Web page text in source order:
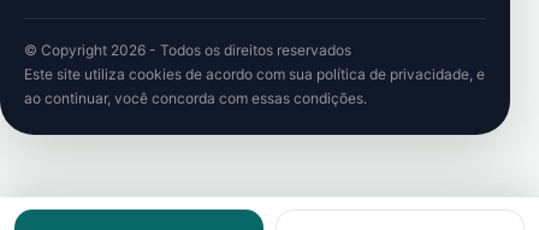
© Copyright 2026 - Todos os direitos reservados
Este site utiliza cookies de acordo com sua política de privacidade, e
ao continuar, você concorda com essas condições.